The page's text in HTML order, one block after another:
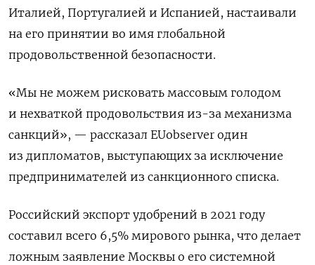
Италией, Португалией и Испанией, настаивали
на его принятии во имя глобальной
продовольственной безопасности.
«Мы не можем рисковать массовым голодом
и нехваткой продовольствия из-за механизма
санкций», — рассказал EUobserver один
из дипломатов, выступающих за исключение
предпринимателей из санкционного списка.
Российский экспорт удобрений в 2021 году
составил всего 6,5% мирового рынка, что делает
ложным заявление Москвы о его системной